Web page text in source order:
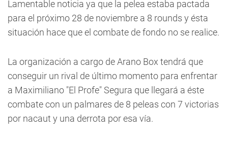
Lamentable noticia ya que la pelea estaba pactada
para el próximo 28 de noviembre a 8 rounds y ésta
situación hace que el combate de fondo no se realice.
La organización a cargo de Arano Box tendrá que
conseguir un rival de último momento para enfrentar
a Maximiliano "El Profe" Segura que llegará a éste
combate con un palmares de 8 peleas con 7 victorias
por nacaut y una derrota por esa vía.